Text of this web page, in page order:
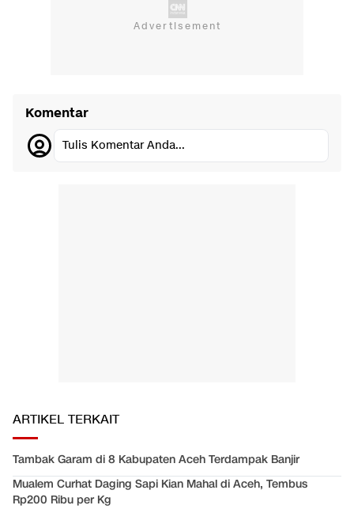
Komentar
Tulis Komentar Anda...
ARTIKEL TERKAIT
Tambak Garam di 8 Kabupaten Aceh Terdampak Banjir
Mualem Curhat Daging Sapi Kian Mahal di Aceh, Tembus
Rp200 Ribu per Kg